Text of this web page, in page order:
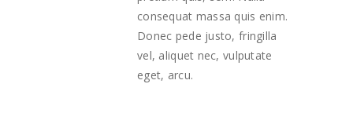
consequat massa quis enim.
Donec pede justo, fringilla
vel, aliquet nec, vulputate
eget, arcu.